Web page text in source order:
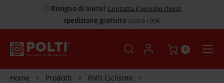
Bisogno di aiuto? Contatta il servizio clienti
spedizione gratuita sopra i 99€
0
Home Prodotti
Polti Ciclismo